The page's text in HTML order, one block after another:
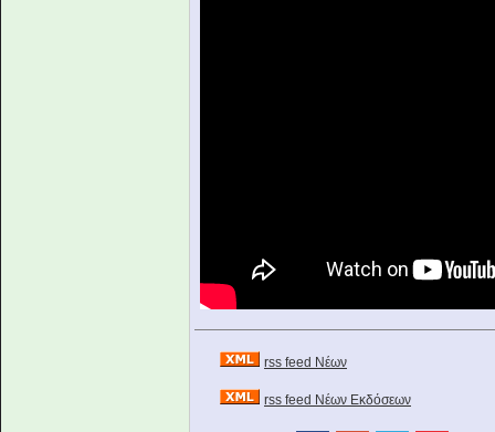
rss feed Νέων
rss feed Νέων Εκδόσεων